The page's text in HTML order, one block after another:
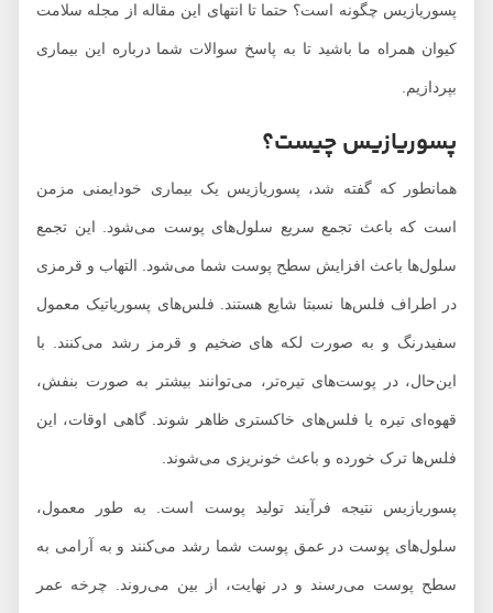
پسوریازیس چگونه است؟ حتما تا انتهای این مقاله از مجله سلامت
کیوان همراه ما باشید تا به پاسخ سوالات شما درباره این بیماری
بپردازیم.
پسوریازیس چیست؟
همانطور که گفته شد، پسوریازیس یک بیماری خودایمنی مزمن
است که باعث تجمع سریع سلول‌های پوست می‌شود. این تجمع
سلول‌ها باعث افزایش سطح پوست شما می‌شود. التهاب و قرمزی
در اطراف فلس‌ها نسبتا شایع هستند. فلس‌های پسوریاتیک معمول
سفیدرنگ و به صورت لکه های ضخیم و قرمز رشد می‌کنند. با
این‌حال، در پوست‌های تیره‌تر، می‌توانند بیشتر به صورت بنفش،
قهوه‌ای تیره یا فلس‌های خاکستری ظاهر شوند. گاهی اوقات، این
فلس‌ها ترک خورده و باعث خونریزی می‌شوند.
پسوریازیس نتیجه فرآیند تولید پوست است. به طور معمول،
سلول‌های پوست در عمق پوست شما رشد می‌کنند و به آرامی به
سطح پوست می‌رسند و در نهایت، از بین می‌روند. چرخه عمر